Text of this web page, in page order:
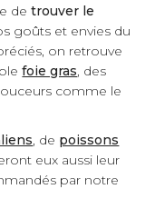
detrouver le
goûts et envies du
on retrouve
foie gras, des
comme le
, de poissons
eux aussi leur
par notre